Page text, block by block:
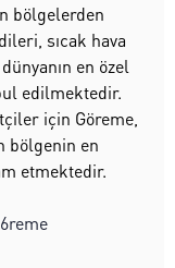
bölgelerden
sıcak hava
en özel
edilmektedir.
için Göreme,
bölgenin en
etmektedir.